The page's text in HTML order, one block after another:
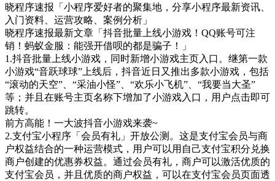
晓程序速报「小程序爱好者的聚集地，分享小程序最新资讯、
入门资料、运营攻略、案例分析」
晓程序速报最新文章「抖音批量上线小游戏！QQ账号可注
销！蚂蚁金服：能强开借呗的都是骗子！」
1.抖音批量上线小游戏，同时新增小游戏主页入口。继第一款
小游戏“音跃球球”上线后，抖音近日又推出多款小游戏，包括
“滚动的天空”、“采油小怪”、“欢乐小飞机”、“我要当大圣”
等；并且在账号主页名称下增加了小游戏入口，用户点击即可
跳转。
前方高能！一大波抖音小游戏来袭~
2.支付宝小程序「会员有礼」开放公测。这是支付宝会员与商
户权益结合的一种运营模式，用户可以用自己支付宝积分兑换
商户创建的优惠券权益。通过会员有礼，商户可以激活优质的
支付宝会员，并且优质的商户权益，可以在支付宝会员页面透